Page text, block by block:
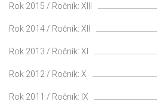
Rok 2015 / Ročník: XIII
Rok 2014 / Ročník: XII
Rok 2013 / Ročník: XI
Rok 2012 / Ročník: X
Rok 2011 / Ročník: IX